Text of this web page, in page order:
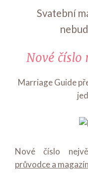
Svatební
Nové
Marriage Guide
Nové číslo
průvodce a